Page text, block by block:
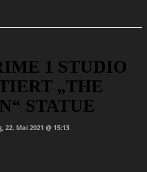
1 STUDIO
„THE
STATUE
22. Mai 2021 @ 15:13